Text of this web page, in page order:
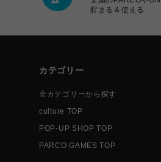
貯まる＆使える
カテゴリー
全カテゴリーから探す
culture TOP
POP-UP SHOP TOP
PARCO GAMES TOP